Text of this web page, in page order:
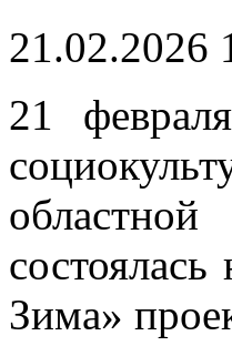
21.02.2026
21
Зима»